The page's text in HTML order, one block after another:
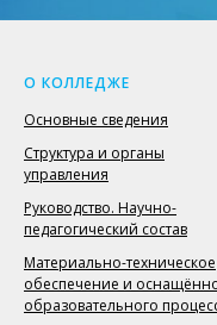
О КОЛЛЕДЖЕ
Основные сведения
Структура и органы
управления
Руководство. Научно-
педагогический состав
Материально-техническое
обеспечение и
образовательного